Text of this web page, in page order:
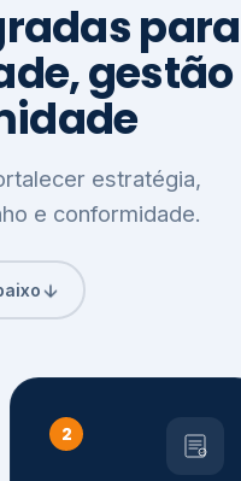
para
gestão
estratégia,
e conformidade.
2